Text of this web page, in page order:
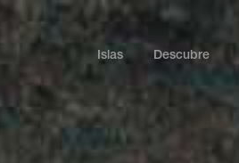
Navegación
Islas Descubre